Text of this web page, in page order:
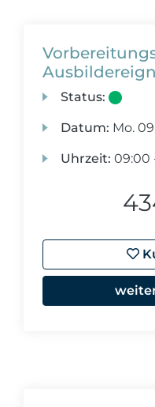
Status:
Datum: Mo.
Uhrzeit: 09:00